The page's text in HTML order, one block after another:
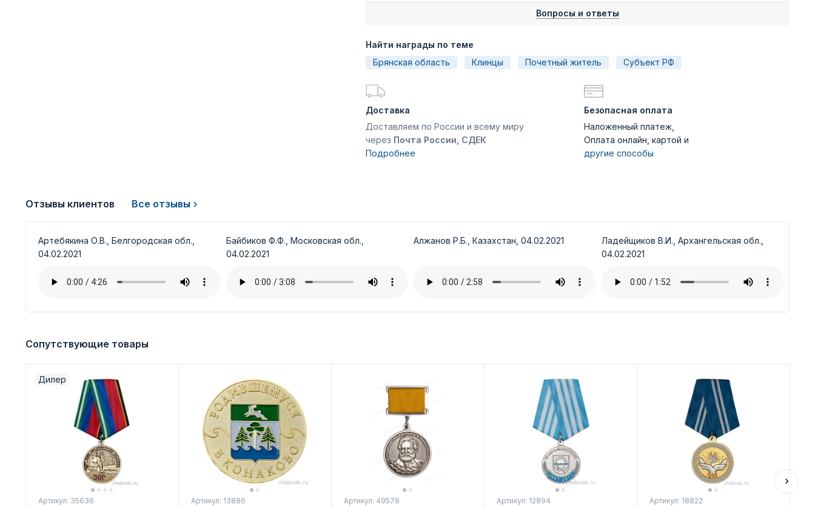
Вопросы и ответы
Найти награды по теме
Брянская область
Клинцы Почетный житель Субъект РФ
Доставка
Доставляем по России и всему миру
через Почта России, СДЕК
Подробнее
Безопасная оплата
Наложенный платеж,
Оплата онлайн, картой и
другие способы
Отзывы клиентов Все отзывы
Артебякина О.В., Белгородская обл.,
04.02.2021
Байбиков Ф.Ф., Московская обл.,
04.02.2021
Алжанов Р.Б., Казахстан, 04.02.2021
Ладейщиков В.И., Архангельская обл.,
04.02.2021
Сопутствующие товары
Дилер
Артикул: 35636 Артикул: 13886 Артикул: 49578 Артикул: 12894 Артикул: 18822